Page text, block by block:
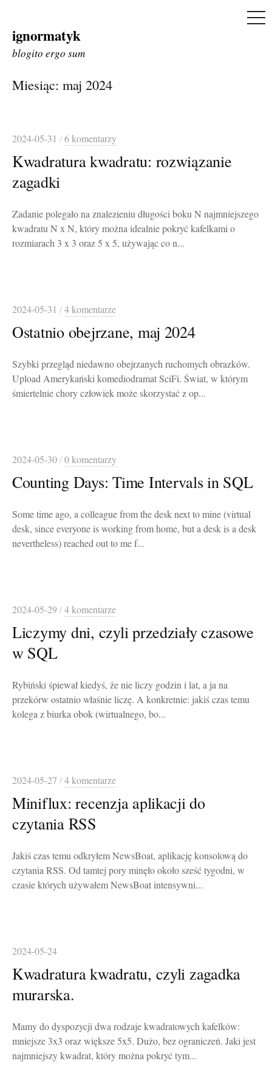
Skip
to
ignormatyk
blogito ergo sum
Miesiąc: maj 2024
2024-05-31 /6 komentarzy
Kwadratura kwadratu: rozwiązanie
zagadki
Zadanie polegało na znalezieniu długości boku N najmniejszego
kwadratu N x N, który można idealnie pokryć kafelkami o
rozmiarach 3 x 3 oraz 5 x 5, używając co n...
2024-05-31 /4 komentarze
Ostatnio obejrzane, maj 2024
Szybki przegląd niedawno obejrzanych ruchomych obrazków.
Upload Amerykański komediodramat SciFi. Świat, w którym
śmiertelnie chory człowiek może skorzystać z op...
2024-05-30/0 komentarzy
Counting Days: Time Intervals in SQL
Some time ago, a colleague from the desk next to mine (virtual
desk, since everyone is working from home, but a desk is a desk
nevertheless) reached out to me f...
2024-05-29/4 komentarze
Liczymy dni, czyli przedziały czasowe
w SQL
Rybiński śpiewał kiedyś, że nie liczy godzin i lat, a ja na
przekórw ostatnio właśnie liczę. A konkretnie: jakiś czas temu
kolega z biurka obok (wirtualnego, bo...
2024-05-27 /4 komentarze
Miniflux: recenzja aplikacji do
czytania RSS
Jakiś czas temu odkryłem NewsBoat, aplikację konsolową do
czytania RSS. Od tamtej pory minęło około sześć tygodni, w
czasie których używałem NewsBoat intensywni...
2024-05-24
Kwadratura kwadratu, czyli zagadka
murarska.
Mamy do dyspozycji dwa rodzaje kwadratowych kafelków:
mniejsze 3x3 oraz większe 5x5. Dużo, bez ograniczeń. Jaki jest
najmniejszy kwadrat, który można pokryć tym...